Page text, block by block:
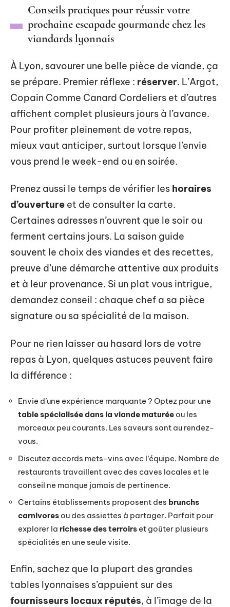
Conseils pratiques pour réussir votre
prochaine escapade gourmande chez les
viandards lyonnais
À Lyon, savourer une belle pièce de viande, ça
se prépare. Premier réflexe : réserver. L’Argot,
Copain Comme Canard Cordeliers et d’autres
affichent complet plusieurs jours à l’avance.
Pour profiter pleinement de votre repas,
mieux vaut anticiper, surtout lorsque l’envie
vous prend le week-end ou en soirée.
Prenez aussi le temps de vérifier les horaires
d’ouverture et de consulter la carte.
Certaines adresses n’ouvrent que le soir ou
ferment certains jours. La saison guide
souvent le choix des viandes et des recettes,
preuve d’une démarche attentive aux produits
et à leur provenance. Si un plat vous intrigue,
demandez conseil : chaque chef a sa pièce
signature ou sa spécialité de la maison.
Pour ne rien laisser au hasard lors de votre
repas à Lyon, quelques astuces peuvent faire
la différence :
Envie d’une expérience marquante ? Optez pour une
table spécialisée dans la viande maturée ou les
morceaux peu courants. Les saveurs sont au rendez-
vous.
Discutez accords mets-vins avec l’équipe. Nombre de
restaurants travaillent avec des caves locales et le
conseil ne manque jamais de pertinence.
Certains établissements proposent des brunchs
carnivores ou des assiettes à partager. Parfait pour
explorer la richesse des terroirs et goûter plusieurs
spécialités en une seule visite.
Enfin, sachez que la plupart des grandes
tables lyonnaises s’appuient sur des
fournisseurs locaux réputés, à l’image de la